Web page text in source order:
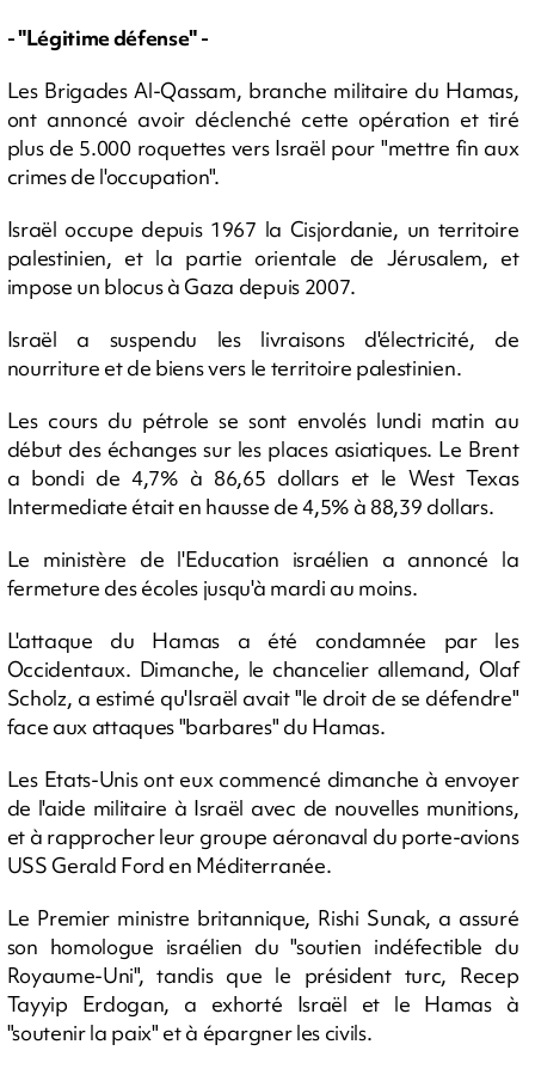
- "Légitime défense" -
Les Brigades Al-Qassam, branche militaire du Hamas,
ont annoncé avoir déclenché cette opération et tiré
plus de 5.000 roquettes vers Israël pour "mettre fin aux
crimes de l'occupation".
Israël occupe depuis 1967 la Cisjordanie, un territoire
palestinien, et la partie orientale de Jérusalem, et
impose un blocus à Gaza depuis 2007.
Israël a suspendu les livraisons d'électricité, de
nourriture et de biens vers le territoire palestinien.
Les cours du pétrole se sont envolés lundi matin au
début des échanges sur les places asiatiques. Le Brent
a bondi de 4,7% à 86,65 dollars et le West Texas
Intermediate était en hausse de 4,5% à 88,39 dollars.
Le ministère de l'Education israélien a annoncé la
fermeture des écoles jusqu'à mardi au moins.
L'attaque du Hamas a été condamnée par les
Occidentaux. Dimanche, le chancelier allemand, Olaf
Scholz, a estimé qu'Israël avait "le droit de se défendre"
face aux attaques "barbares" du Hamas.
Les Etats-Unis ont eux commencé dimanche à envoyer
de l'aide militaire à Israël avec de nouvelles munitions,
et à rapprocher leur groupe aéronaval du porte-avions
USS Gerald Ford en Méditerranée.
Le Premier ministre britannique, Rishi Sunak, a assuré
son homologue israélien du "soutien indéfectible du
Royaume-Uni", tandis que le président turc, Recep
Tayyip Erdogan, a exhorté Israël et le Hamas à
"soutenir la paix" et à épargner les civils.